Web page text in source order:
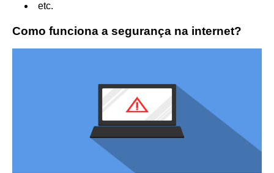
etc.
Como funciona a segurança na internet?